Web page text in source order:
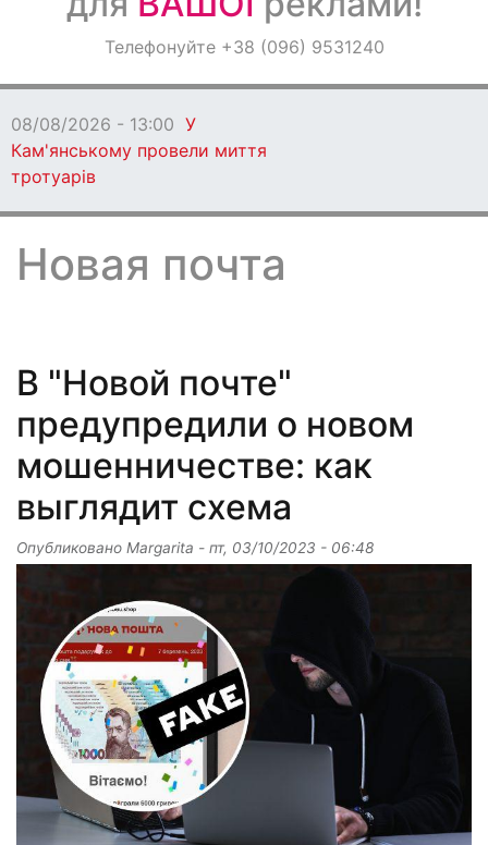
ОголошенняТелефонуйте +38 (096) 9531240
08/08/2026 - 13:00 У
Кам'янському провели миття
тротуарів
Новая почта
В "Новой почте"
предупредили о новом
мошенничестве: как
выглядит схема
Опубликовано Margarita - пт, 03/10/2023 - 06:48